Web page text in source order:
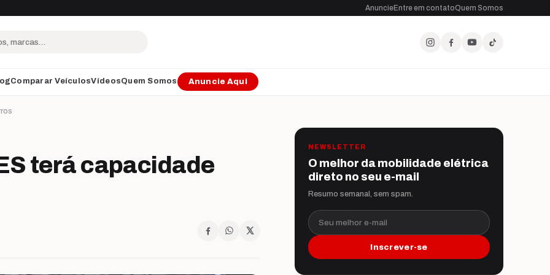
AnuncieEntre em contatoQuem Somos
Comparar VeículosVídeosQuem Somos Anuncie Aqui
terá capacidade
NEWSLETTER
O melhor da mobilidade elétrica
direto no seu e-mail
Resumo semanal, sem spam.
Seu melhor e-mail
Inscrever-se